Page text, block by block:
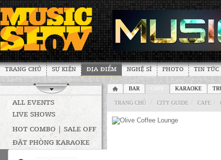
TRANG CHỦ SỰ KIỆN ĐỊA ĐIỂM NGHỆ SĨ PHOTO TIN TỨC
ALL EVENTS
LIVE SHOWS
HOT COMBO | SALE OFF
ĐẶT PHÒNG KARAOKE
BAR CAFE KARAOKE
TRANG CHỦ / CITY GUIDE / CAFE /